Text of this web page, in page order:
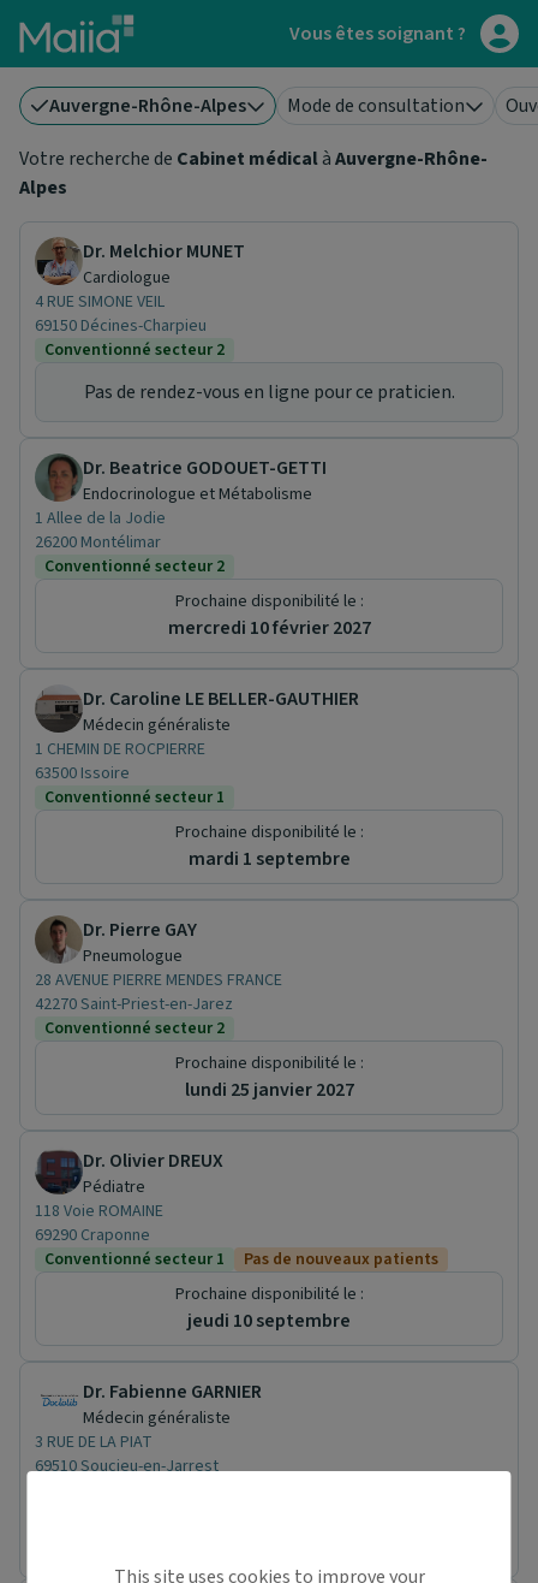
Aller au contenu principal Vous êtes soignant ?
Auvergne-Rhône-Alpes Mode de consultation
Votre recherche de Cabinet médicalàAuvergne-Rhône-
Alpes
Dr. Melchior MUNET
Cardiologue
4 RUE SIMONE VEIL
69150 Décines-Charpieu
Conventionné secteur 2
Pas de rendez-vous en ligne pour ce praticien.
Dr. Beatrice GODOUET-GETTI
Endocrinologue et Métabolisme
1 Allee de la Jodie
26200 Montélimar
Conventionné secteur 2
Prochaine disponibilité le :
mercredi 10 février 2027
Dr. Caroline LE BELLER-GAUTHIER
Médecin généraliste
1 CHEMIN DE ROCPIERRE
63500 Issoire
Conventionné secteur 1
Prochaine disponibilité le :
mardi 1 septembre
Dr. Pierre GAY
Pneumologue
28 AVENUE PIERRE MENDES FRANCE
42270 Saint-Priest-en-Jarez
Conventionné secteur 2
Prochaine disponibilité le :
lundi 25 janvier 2027
Dr. Olivier DREUX
Pédiatre
118 Voie ROMAINE
69290 Craponne
Conventionné secteur 1
Pas de nouveaux patients
Prochaine disponibilité le :
jeudi 10 septembre
Dr. Fabienne GARNIER
Médecin généraliste
3 RUE DE LA PIAT
69510 Soucieu-en-Jarrest
This site uses cookies to improve your